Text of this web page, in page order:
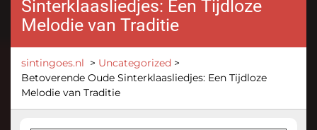
Sinterklaasliedjes: Een Tijdloze
Melodie van Traditie
sintingoes.nl > Uncategorized >
Betoverende Oude Sinterklaasliedjes: Een Tijdloze
Melodie van Traditie